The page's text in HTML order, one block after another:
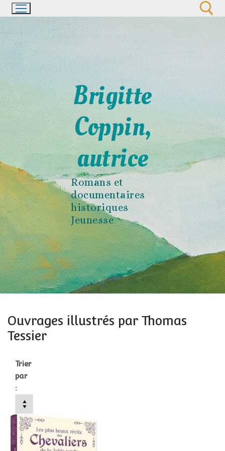
Aller
au
Brigitte
Coppin,
autrice
Romans et
documentaires
historiques
Jeunesse
Ouvrages illustrés par Thomas
Tessier
Trier
par
: